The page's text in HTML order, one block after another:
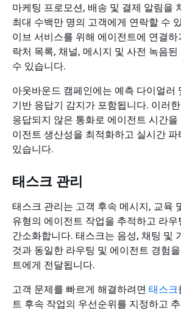
마케팅 프로모션, 배송 및 결제 알림을
최대 수백만 명의 고객에게 연락할 수
이브 서비스를 위해 에이전트에 연결하
락처 목록, 채널, 메시지 및 사전 녹음
수 있습니다.
아웃바운드 캠페인에는 예측 다이얼러
기반 응답기 감지가 포함됩니다. 이러
응답되지 않은 통화로 에이전트 시간을
이전트 생산성을 최적화하고 실시간
있습니다.
태스크 관리
태스크 관리는 고객 후속 메시지, 교육
유형의 에이전트 작업을 추적하고 라
간소화합니다. 태스크는 음성, 채팅 및
것과 동일한 라우팅 및 에이전트 경험
트에게 전달됩니다.
고객 문제를 빠르게 해결하려면 태스크
트 후속 작업의 우선순위를 지정하고